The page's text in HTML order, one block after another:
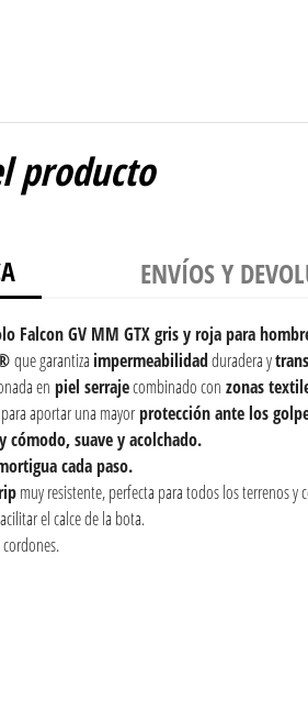
producto
ENVÍOS Y
Falcon GV MM GTX gris y roja para
que garantiza impermeabilidadduradera y
en piel serrajecombinado con zonas
para aportar una mayorprotección ante los
suave y acolchado.
cada paso.
muy resistente, perfecta para todos los terrenos y
el calce de la bota.